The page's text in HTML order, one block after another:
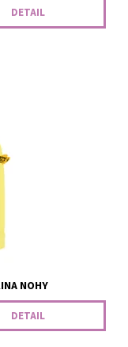
DETAIL
s rovným
školy z
NOHY
DETAIL